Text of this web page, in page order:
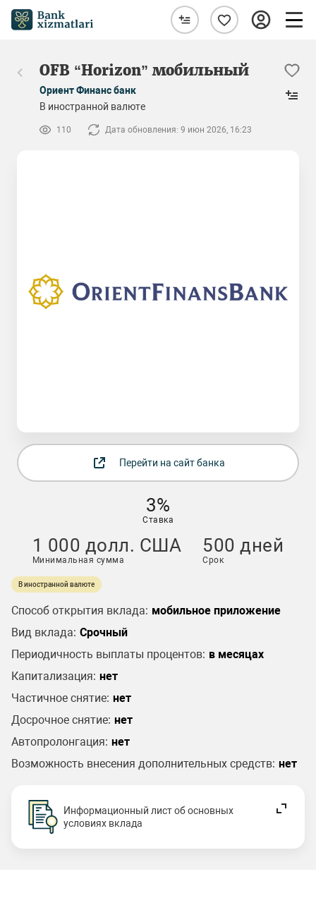
OFB “Horizon” мобильный
Ориент Финанс банк
В иностранной валюте
110 Дата обновления: 9 июн 2026, 16:23
Перейти на сайт банка
3%
Ставка
1 000 долл. США
Минимальная сумма
500 дней
Срок
В иностранной валюте
Способ открытия вклада: мобильное приложение
Вид вклада: Срочный
Периодичность выплаты процентов: в месяцах
Капитализация: нет
Частичное снятие: нет
Досрочное снятие: нет
Автопролонгация: нет
Возможность внесения дополнительных средств: нет
Информационный лист об основных
условиях вклада